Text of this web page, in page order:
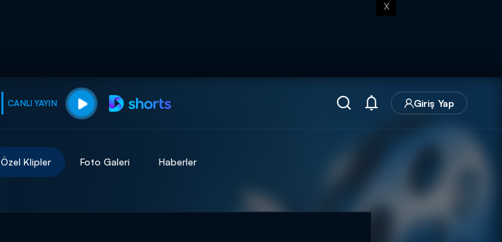
X
CANLI YAYIN Giriş Yap
muhteşem ikili
Özel Klipler Foto Galeri Haberler